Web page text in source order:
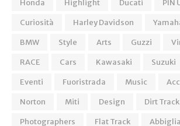
Honda
Highlight Ducati
PIN
Curiosità
Harley Davidson
BMW
Style Arts Guzzi
RACE
Cars Kawasaki Suzuki
Eventi
Fuoristrada Music
Norton
Miti Design Dirt Track
Photographers
Flat Track